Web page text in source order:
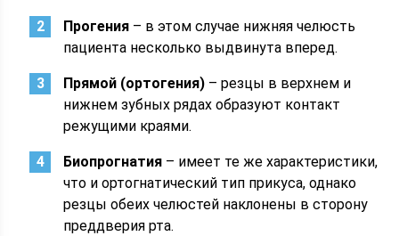
Прогения – в этом случае нижняя челюсть
пациента несколько выдвинута вперед.
Прямой (ортогения) – резцы в верхнем и
нижнем зубных рядах образуют контакт
режущими краями.
Биопрогнатия – имеет те же характеристики,
что и ортогнатический тип прикуса, однако
резцы обеих челюстей наклонены в сторону
преддверия рта.